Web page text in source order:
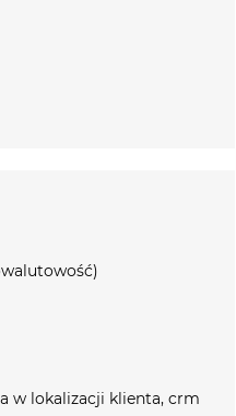
w lokalizacji klienta, crm